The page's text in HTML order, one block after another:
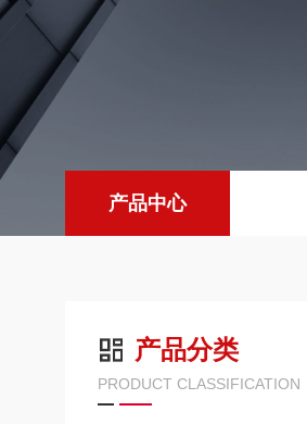
产品中心
产品分类
PRODUCT CLASSIFICATION